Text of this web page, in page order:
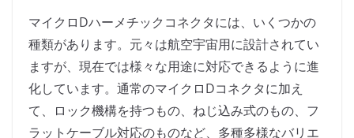
マイクロDハーメチックコネクタには、いくつかの
種類があります。元々は航空宇宙用に設計されてい
ますが、現在では様々な用途に対応できるように進
化しています。通常のマイクロDコネクタに加え
て、ロック機構を持つもの、ねじ込み式のもの、フ
ラットケーブル対応のものなど、多種多様なバリエ